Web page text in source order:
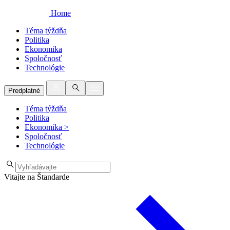
Home
Téma týždňa
Politika
Ekonomika
Spoločnosť
Technológie
Predplatné
Téma týždňa
Politika
Ekonomika >
Spoločnosť
Technológie
Vitajte na Štandarde